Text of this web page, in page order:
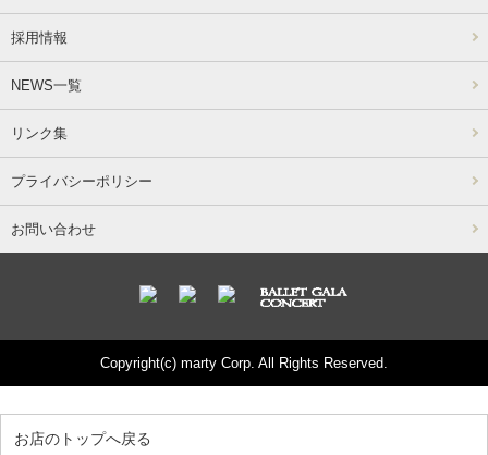
採用情報
NEWS一覧
リンク集
プライバシーポリシー
お問い合わせ
Copyright(c) marty Corp. All Rights Reserved.
お店のトップへ戻る